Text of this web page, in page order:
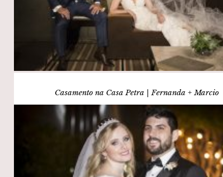
Casamento na Casa Petra | Fernanda + Marcio